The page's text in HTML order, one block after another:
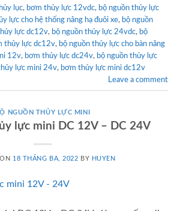
lục, bơm thủy lực 12vdc, bộ nguồn thủy lực
lực cho hệ thống nâng hạ đuôi xe, bộ nguồn
lực dc12v, bộ nguồn thủy lực 24vdc, bộ
thủy lực dc12v, bộ nguồn thủy lực cho bàn nâng
12v, bơm thủy lực dc24v, bộ nguồn thủy lực
lực mini 24v, bơm thủy lực mini dc12v
Leave a comment
NGUỒN THỦY LỰC MINI
lực mini DC 12V – DC 24V
18 THÁNG BA, 2022 BY HUYEN